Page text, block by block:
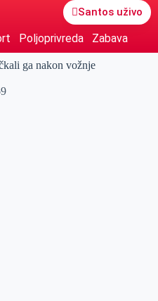
Santos uživo
Poljoprivreda Zabava
ga nakon vožnje